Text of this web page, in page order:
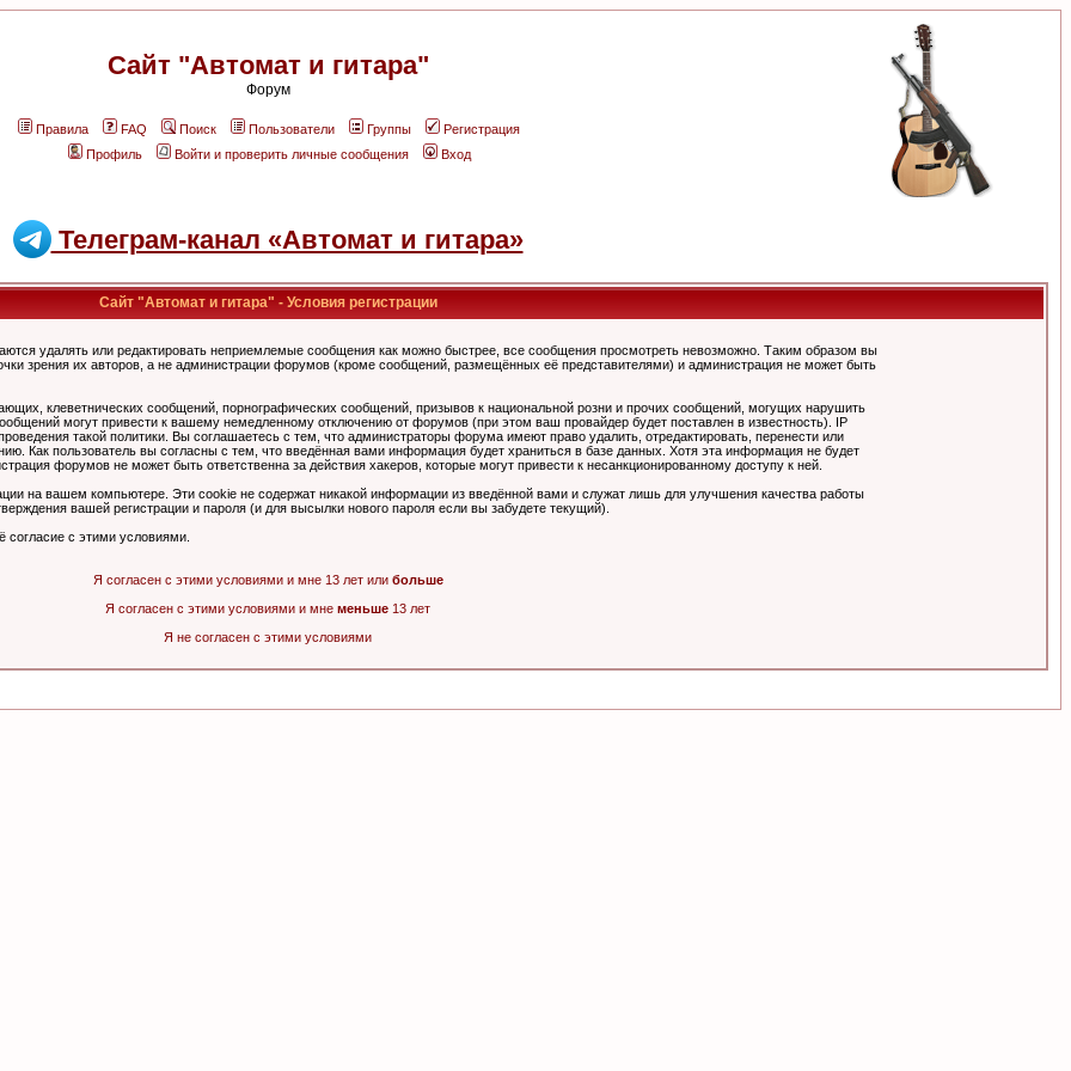
Сайт "Автомат и гитара"
Форум
Правила FAQ Поиск Пользователи Группы
Регистрация
Профиль
Войти и проверить личные сообщения Вход
Телеграм-канал «Автомат и гитара»
Сайт "Автомат и гитара" - Условия регистрации
удалять или редактировать неприемлемые сообщения как можно быстрее, все сообщения просмотреть невозможно. Таким образом вы
зрения их авторов, а не администрации форумов (кроме сообщений, размещённых её представителями) и администрация не может быть
клеветнических сообщений, порнографических сообщений, призывов к национальной розни и прочих сообщений, могущих нарушить
могут привести к вашему немедленному отключению от форумов (при этом ваш провайдер будет поставлен в известность). IP
такой политики. Вы соглашаетесь с тем, что администраторы форума имеют право удалить, отредактировать, перенести или
Как пользователь вы согласны с тем, что введённая вами информация будет храниться в базе данных. Хотя эта информация не будет
форумов не может быть ответственна за действия хакеров, которые могут привести к несанкционированному доступу к ней.
на вашем компьютере. Эти cookie не содержат никакой информации из введённой вами и служат лишь для улучшения качества работы
вашей регистрации и пароля (и для высылки нового пароля если вы забудете текущий).
согласие с этими условиями.
Я согласен с этими условиями и мне 13 лет или больше
Я согласен с этими условиями и мне меньше 13 лет
Я не согласен с этими условиями